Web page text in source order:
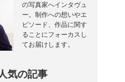
の写真家へインタヴュ
ー。制作への想いやエ
ピソード、作品に関す
ることにフォーカスし
てお届けします。
気の記事